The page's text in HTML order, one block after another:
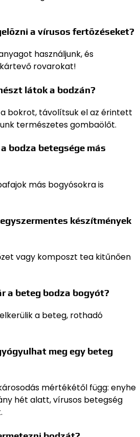
a vírusos fertőzéseket?
használjunk, és
rovarokat!
látok a bodzán?
bokrot, távolítsuk el az érintett
természetes gombaölőt.
bodza betegsége más
más bogyósokra is
készítmények
vagy komposzt tea kitűnően
a beteg bodza bogyót?
a beteg, rothadó
meg egy beteg
mértékétől függ: enyhe
hét alatt, vírusos betegség